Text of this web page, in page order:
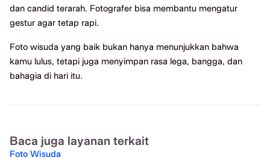
dan candid terarah. Fotografer bisa membantu mengatur
gestur agar tetap rapi.
Foto wisuda yang baik bukan hanya menunjukkan bahwa
kamu lulus, tetapi juga menyimpan rasa lega, bangga, dan
bahagia di hari itu.
Baca juga layanan terkait
Foto Wisuda